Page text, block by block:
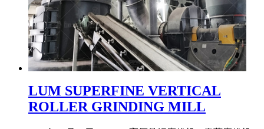
LUM SUPERFINE VERTICAL
ROLLER GRINDING MILL